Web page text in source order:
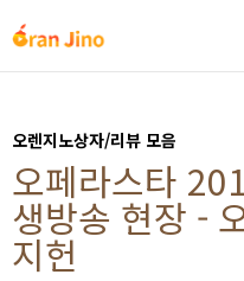
오렌지노상자/리뷰 모음
오페라스타
생방송 현장 -
지헌